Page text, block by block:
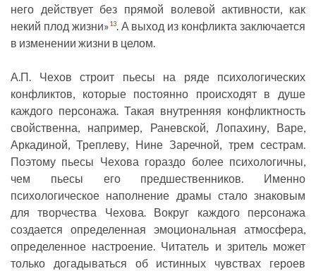
него действует без прямой волевой активности, как
некий плод жизни»13. А выход из конфликта заключается
в изменении жизни в целом.
А.П. Чехов строит пьесы на ряде психологических
конфликтов, которые постоянно происходят в душе
каждого персонажа. Такая внутренняя конфликтность
свойственна, например, Раневской, Лопахину, Варе,
Аркадиной, Треплеву, Нине Заречной, трем сестрам.
Поэтому пьесы Чехова гораздо более психологичны,
чем пьесы его предшественников. Именно
психологическое наполнение драмы стало знаковым
для творчества Чехова. Вокруг каждого персонажа
создается определенная эмоциональная атмосфера,
определенное настроение. Читатель и зритель может
только догадываться об истинных чувствах героев